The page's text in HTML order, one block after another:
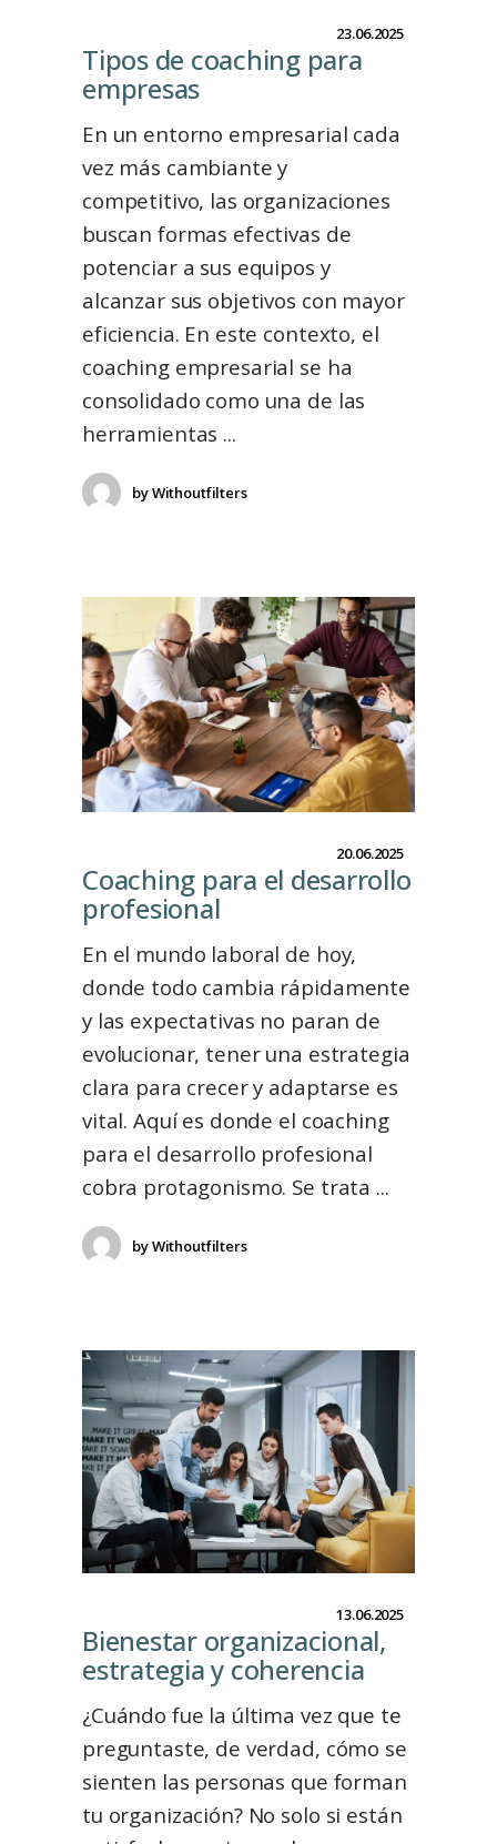
23.06.2025
Tipos de coaching para
empresasㅤㅤㅤㅤㅤㅤㅤㅤㅤㅤㅤㅤㅤㅤㅤㅤㅤㅤ
En un entorno empresarial cada
vez más cambiante y
competitivo, las organizaciones
buscan formas efectivas de
potenciar a sus equipos y
alcanzar sus objetivos con mayor
eficiencia. En este contexto, el
coaching empresarial se ha
consolidado como una de las
herramientas
byWithoutfilters
20.06.2025
Coaching para el desarrollo
profesional
En el mundo laboral de hoy,
donde todo cambia rápidamente
y las expectativas no paran de
evolucionar, tener una estrategia
clara para crecer y adaptarse es
vital. Aquí es donde el coaching
para el desarrollo profesional
cobra protagonismo. Se trata
byWithoutfilters
13.06.2025
Bienestar organizacional,
estrategia y coherenciaㅤㅤㅤㅤㅤㅤㅤㅤㅤㅤㅤㅤㅤㅤ
¿Cuándo fue la última vez que te
preguntaste, de verdad, cómo se
sienten las personas que forman
tu organización? No solo si están